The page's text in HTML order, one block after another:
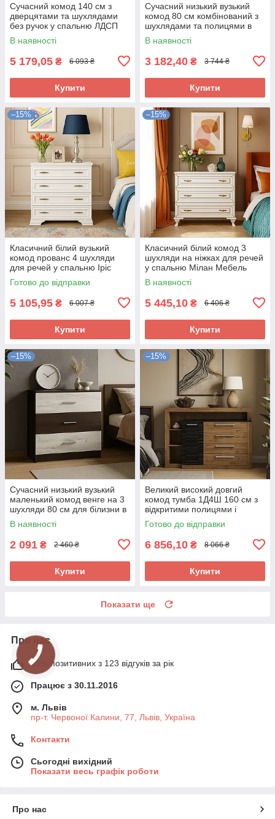
Сучасний комод 140 см з
дверцятами та шухлядами
без ручок у спальню ЛДСП
Бруклін Мебель Сервіс дуб
крафт золотий
В наявності
5 179,05 ₴ 6 093 ₴
Купити
Сучасний низький вузький
комод 80 см комбінований з
шухлядами та полицями в
спальню ЛДСП Бруклін
Мебель Сервіс
В наявності
3 182,40 ₴ 3 744 ₴
Купити
–15%
Класичний білий вузький
комод прованс 4 шухляди
для речей у спальню Іріс
Мебель Сервіс
Готово до відправки
5 105,95 ₴ 6 007 ₴
Купити
–15%
Класичний білий комод 3
шухляди на ніжках для речей
у спальню Мілан Мебель
Сервіс
В наявності
5 445,10 ₴ 6 406 ₴
Купити
–15%
Сучасний низький вузький
маленький комод венге на 3
шухляди 80 см для білизни в
спальню ДСП Араміс Мебель
Сервіс
В наявності
2 091 ₴ 2 460 ₴
Купити
–15%
Великий високий довгий
комод тумба 1Д4Ш 160 см з
відкритими полицями і
шухлядами в спальню Фієста
Мебель Сервіс
Готово до відправки
6 856,10 ₴ 8 066 ₴
Купити
Показати ще
Про нас
95% позитивних з 123 відгуків за рік
Працює з 30.11.2016
м. Львів
пр-т. Червоної Калини, 77, Львів, Україна
Контакти
Сьогодні вихідний
Показати весь графік роботи
Про нас